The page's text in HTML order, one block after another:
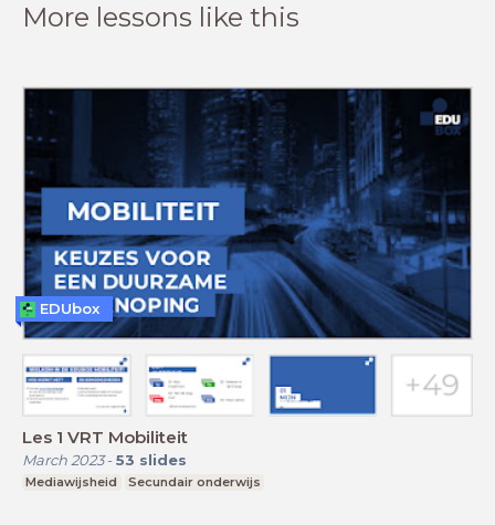
More lessons like this
Les 1 VRT Mobiliteit
March 2023- 53 slides
Mediawijsheid Secundair onderwijs
EDUbox